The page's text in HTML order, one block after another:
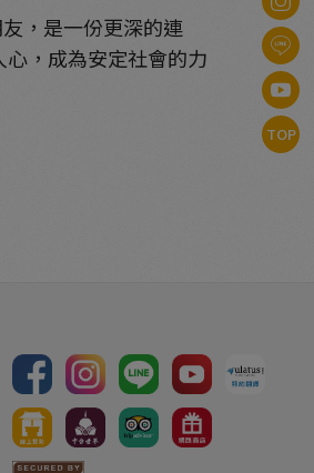
，是一份更深的連
，成為安定社會的力
TOP